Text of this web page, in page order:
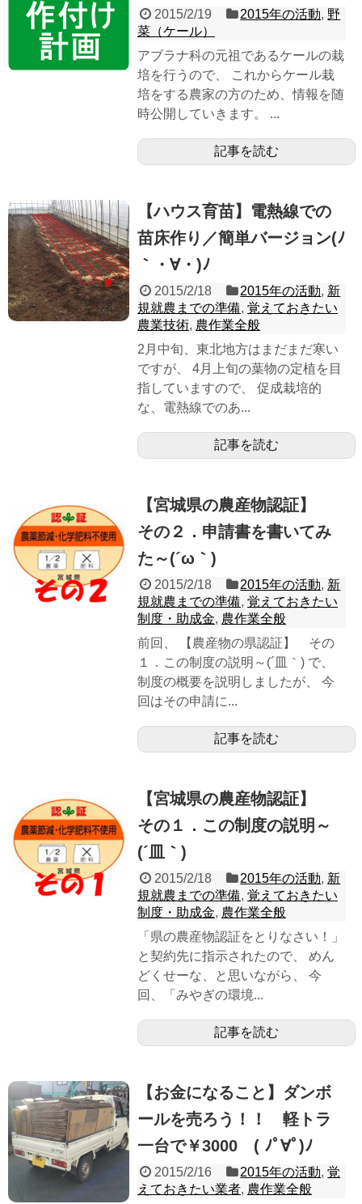
2015/2/19 2015年の活動, 野
菜（ケール）
アブラナ科の元祖であるケールの栽
培を行うので、 これからケール栽
培をする農家の方のため、情報を随
時公開していきます。 ...
記事を読む
【ハウス育苗】電熱線での
苗床作り／簡単バージョン(ﾉ
｀・∀・)ﾉ
2015/2/18 2015年の活動, 新
規就農までの準備, 覚えておきたい
農業技術, 農作業全般
2月中旬、東北地方はまだまだ寒い
ですが、 4月上旬の葉物の定植を目
指していますので、 促成栽培的
な、電熱線でのあ...
記事を読む
【宮城県の農産物認証】
その２．申請書を書いてみ
た～(´ω｀)
2015/2/18 2015年の活動, 新
規就農までの準備, 覚えておきたい
制度・助成金, 農作業全般
前回、 【農産物の県認証】 その
１．この制度の説明～(´皿｀) で、
制度の概要を説明しましたが、 今
回はその申請に...
記事を読む
【宮城県の農産物認証】
その１．この制度の説明～
(´皿｀)
2015/2/18 2015年の活動, 新
規就農までの準備, 覚えておきたい
制度・助成金, 農作業全般
「県の農産物認証をとりなさい！」
と契約先に指示されたので、 めん
どくせーな、と思いながら、 今
回、「みやぎの環境...
記事を読む
【お金になること】ダンボ
ールを売ろう！！ 軽トラ
一台で￥3000 ( ﾉﾟ∀ﾟ)ﾉ
2015/2/16 2015年の活動,覚
えておきたい業者, 農作業全般